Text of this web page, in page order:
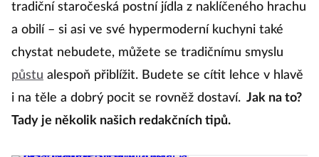
tradiční staročeská postní jídla z naklíčeného hrachu
a obilí – si asi ve své hypermoderní kuchyni také
chystat nebudete, můžete se tradičnímu smyslu
půstu alespoň přiblížit. Budete se cítit lehce v hlavě
i na těle a dobrý pocit se rovněž dostaví. Jak na to?
Tady je několik našich redakčních tipů.